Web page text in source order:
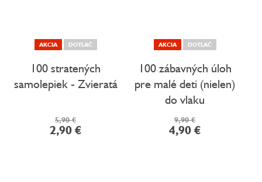
AKCIA DOTLAČ
100 stratených
samolepiek - Zvieratá
5,90 €
2,90 €
AKCIA DOTLAČ
100 zábavných úloh
pre malé deti (nielen)
do vlaku
9,90 €
4,90 €